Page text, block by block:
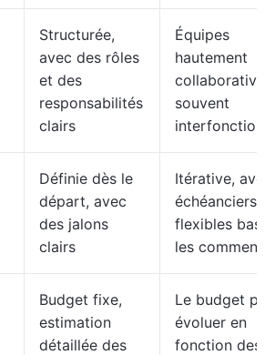
Structurée,
avec des rôles
et des
responsabilités
clairs
Équipes
hautement
collaboratives,
souvent
Définie dès le
départ, avec
des jalons
clairs
Itérative,
échéanciers
flexibles
les
Budget fixe,
estimation
détaillée des
Le budget
évoluer en
fonction des